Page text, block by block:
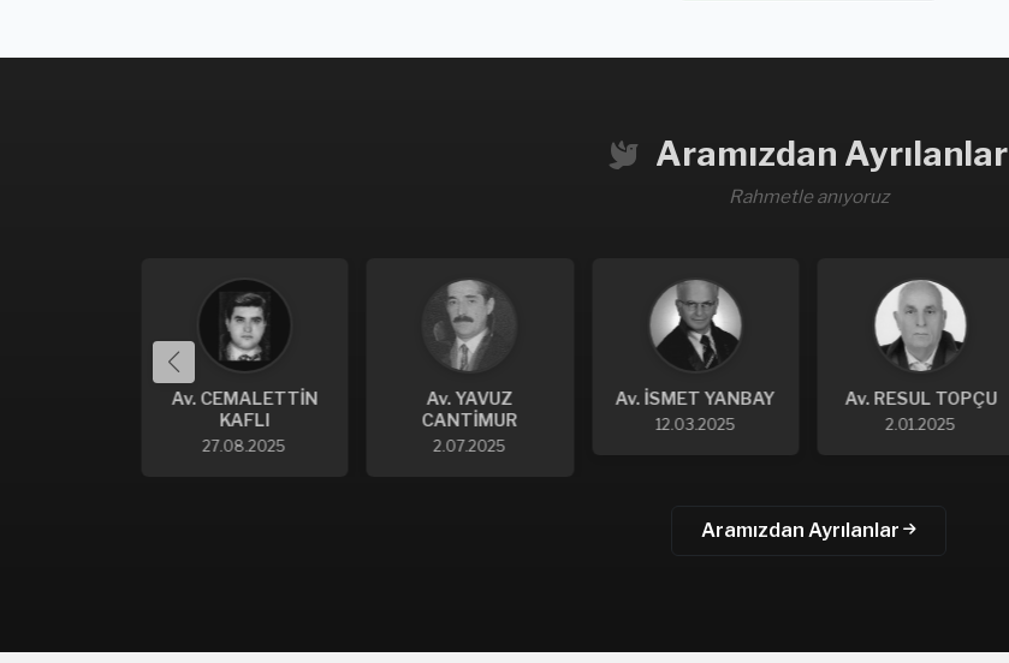
Aramızdan Ayrılanlar
Rahmetle anıyoruz
Av. YAVUZ
CANTİMUR
2.07.2025
Av. İSMET YANBAY
12.03.2025
Av. RESUL TOPÇU
2.01.2025
Av. ALİ CAN POLAT
23.10.2024
Aramızdan Ayrılanlar